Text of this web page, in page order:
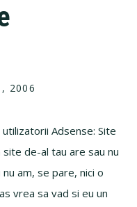
2006
Adsense: Site
de-al tau are sau nu
am, se pare, nici o
vrea sa vad si eu un